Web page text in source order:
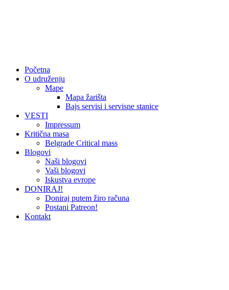
Početna
O udruženju
Mape
Mapa žarišta
Bajs servisi i servisne stanice
VESTI
Impressum
Kritična masa
Belgrade Critical mass
Blogovi
Naši blogovi
Vaši blogovi
Iskustva evrope
DONIRAJ!
Doniraj putem žiro računa
Postani Patreon!
Kontakt